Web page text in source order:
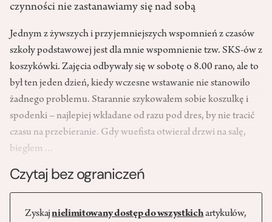
czynności nie zastanawiamy się nad sobą
Jednym z żywszych i przyjemniejszych wspomnień z czasów
szkoły podstawowej jest dla mnie wspomnienie tzw. SKS-ów z
koszykówki. Zajęcia odbywały się w sobotę o 8.00 rano, ale to
był ten jeden dzień, kiedy wczesne wstawanie nie stanowiło
żadnego problemu. Starannie szykowałem sobie koszulkę i
spodenki – najlepiej wkładane od razu pod dres, by nie tracić
czasu na przebieranie. Gdy wuefista otwierał drzwi na salę,
biegłem…
Czytaj bez ograniczeń
Zyskajnielimitowany dostęp do wszystkichartykułów,